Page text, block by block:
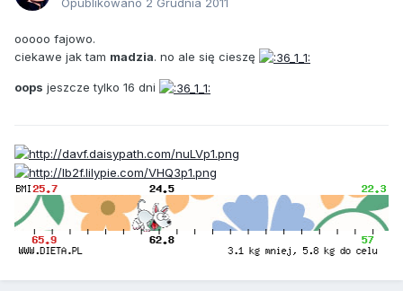
ooooo fajowo.
ciekawe jak tam madzia. no ale się cieszę
oops jeszcze tylko 16 dni